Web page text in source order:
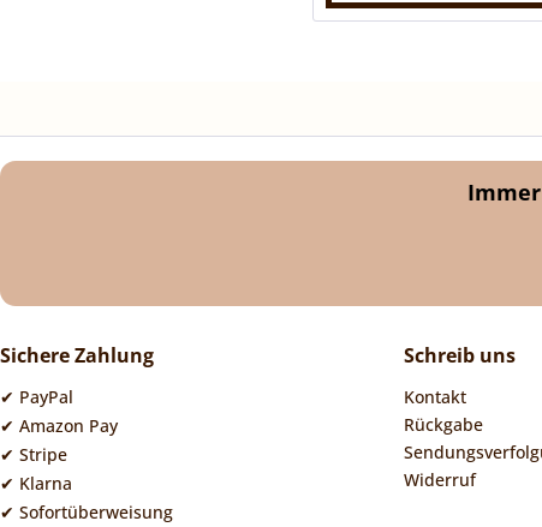
Sichere Zahlung
✔ PayPal
✔ Amazon Pay
✔ Stripe
✔ Klarna
✔ Sofortüberweisung
Schreib uns
Kontakt
Rückgabe
Widerruf